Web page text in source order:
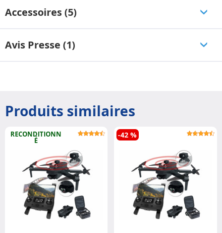
Accessoires (5)
Avis Presse (1)
Produits similaires
RECONDITIONN
É
-42 %